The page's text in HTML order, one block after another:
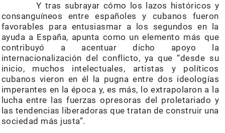
Y tras subrayar cómo los lazos históricos y
consanguíneos entre españoles y cubanos fueron
favorables para entusiasmar a los segundos en la
ayuda a España, apunta como un elemento más que
contribuyó a acentuar dicho apoyo la
internacionalización del conflicto, ya que “desde su
inicio, muchos intelectuales, artistas y políticos
cubanos vieron en él la pugna entre dos ideologías
imperantes en la época y, es más, lo extrapolaron a la
lucha entre las fuerzas opresoras del proletariado y
las tendencias liberadoras que tratan de construir una
sociedad más justa”.